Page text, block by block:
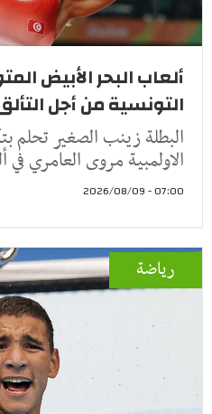
ألعاب البحر الأبيض
التونسية من أجل
البطلة زينب الصغير تحلم
الاولمبية مروى العامري في
07:00 - 2026/08/09
رياضة